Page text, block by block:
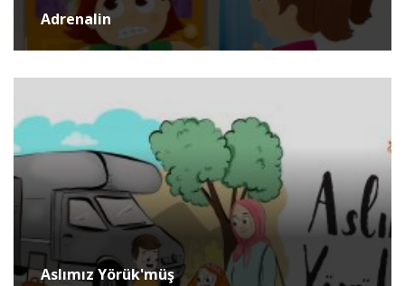
Adrenalin
Aslımız Yörük'müş